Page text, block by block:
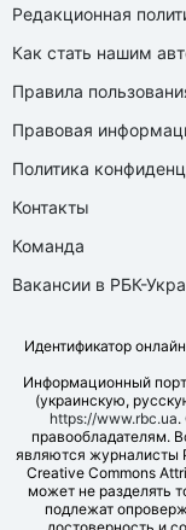
Редакционная
Как стать нашим
Правила
Правовая
Политика
Контакты
Команда
Вакансии в РБК-
Идентификатор
Информационный
(украинскую,
https://www.rbc.ua.
правообладателям.
являются журналисты
Creative Commons
может не разделять
подлежат